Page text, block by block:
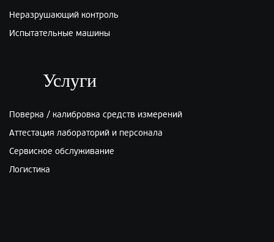
Неразрушающий контроль
Испытательные машины
Услуги
Поверка / калибровка средств измерений
Аттестация лабораторий и персонала
Сервисное обслуживание
Логистика